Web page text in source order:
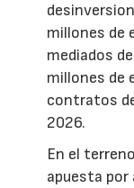
millones de
mediados
millones de
contratos
2026.
En el
apuesta por